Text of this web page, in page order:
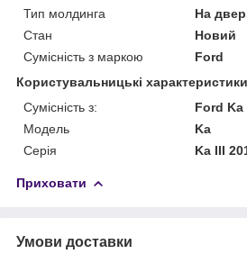
Тип молдинга
На
Стан
Новий
Сумісність з маркою
Ford
Користувальницькі характеристики
Сумісність з:
Ford Ka
Модель
Ka
Серія
Ka III
Приховати
Умови доставки